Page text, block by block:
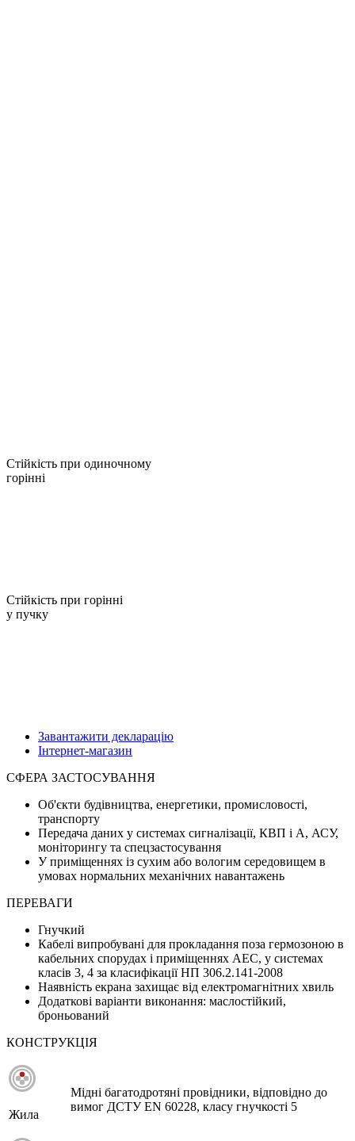
Стійкість при одиночному
горінні
Стійкість при горінні
у пучку
Завантажити декларацію
Інтернет-магазин
СФЕРА ЗАСТОСУВАННЯ
Об'єкти будівництва, енергетики, промисловості,
транспорту
Передача даних у системах сигналізації, КВП і А, АСУ,
моніторингу та спецзастосування
У приміщеннях із сухим або вологим середовищем в
умовах нормальних механічних навантажень
ПЕРЕВАГИ
Гнучкий
Кабелі випробувані для прокладання поза гермозоною в
кабельних спорудах і приміщеннях АЕС, у системах
класів 3, 4 за класифікації НП 306.2.141-2008
Наявність екрана захищає від електромагнітних хвиль
Додаткові варіанти виконання: маслостійкий,
броньований
КОНСТРУКЦІЯ
Жила
Мідні багатодротяні провідники, відповідно до
вимог ДСТУ EN 60228, класу гнучкості 5